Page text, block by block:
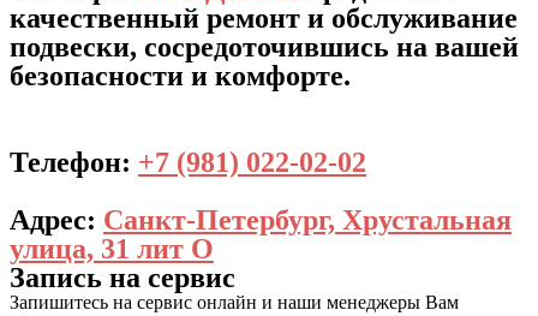
качественный ремонт и обслуживание
подвески, сосредоточившись на вашей
безопасности и комфорте.
Телефон: +7 (981) 022-02-02
Адрес: Санкт-Петербург, Хрустальная
улица, 31 лит О
Запись на сервис
Запишитесь на сервис онлайн и наши менеджеры Вам